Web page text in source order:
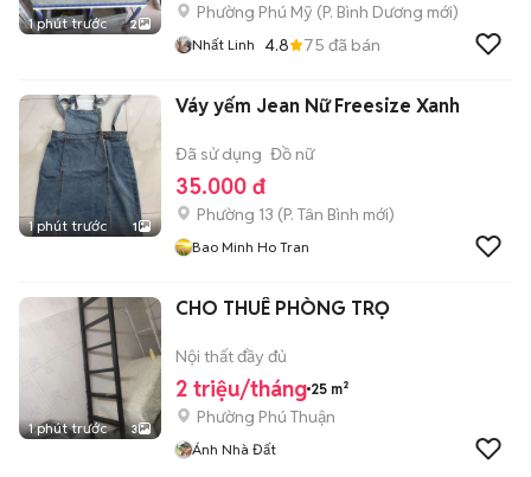
1 phút trước 2
Phường Phú Mỹ (P. Bình Dương mới)
Nhất Linh 4.8 75 đã bán
1 phút trước 1
Váy yếm Jean Nữ Freesize Xanh
Đã sử dụng Đồ nữ
35.000 đ
Phường 13 (P. Tân Bình mới)
Bao Minh Ho Tran
1 phút trước 3
CHO THUÊ PHÒNG TRỌ
Nội thất đầy đủ
2 triệu/tháng 25 m²
Phường Phú Thuận
Ánh Nhà Đất